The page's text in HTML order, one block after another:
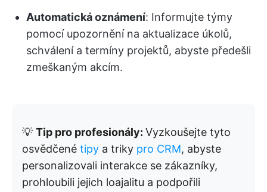
Automatická oznámení: Informujte týmy
pomocí upozornění na aktualizace úkolů,
schválení a termíny projektů, abyste předešli
zmeškaným akcím.
💡 Tip pro profesionály: Vyzkoušejte tyto
osvědčené tipy a triky pro CRM, abyste
personalizovali interakce se zákazníky,
prohloubili jejich loajalitu a podpořili